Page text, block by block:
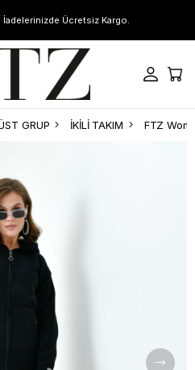
İadelerinizde Ücretsiz Kargo.
GRUP İKİLİ TAKIM FTZ